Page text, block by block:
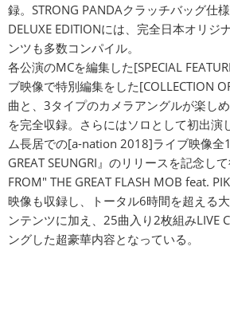
録。STRONG PANDAクラッチバッグ仕
DELUXE EDITIONには、完全日本オリジ
ンツも多数コンパイル。
各公演のMCを編集した[SPECIAL
ブ映像で特別編集をした[COLLECTION
曲と、3タイプのカメラアングルが楽し
を完全収録。さらにはソロとして初出演
ム長居での[a-nation 2018]ライブ映像全
GREAT SEUNGRI』のリリースを記念し
FROM" THE GREAT FLASH MOB feat.
映像も収録し、トータル6時間を超える
ンテンツに加え、25曲入り2枚組みLIVE
ングした超豪華内容となっている。